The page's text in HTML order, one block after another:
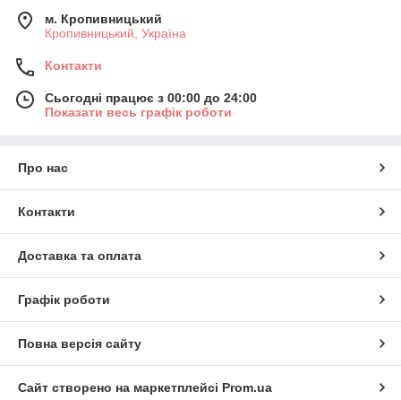
м. Кропивницький
Кропивницький, Україна
Контакти
Сьогодні працює з 00:00 до 24:00
Показати весь графік роботи
Про нас
Контакти
Доставка та оплата
Графік роботи
Повна версія сайту
Сайт створено на маркетплейсі Prom.ua